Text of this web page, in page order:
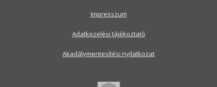
Impresszum
Adatkezelési tájékoztató
Akadálymentesítési nyilatkozat